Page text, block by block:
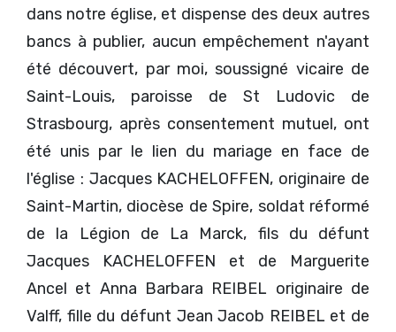
dans notre église, et dispense des deux autres
bancs à publier, aucun empêchement n'ayant
été découvert, par moi, soussigné vicaire de
Saint-Louis, paroisse de St Ludovic de
Strasbourg, après consentement mutuel, ont
été unis par le lien du mariage en face de
l'église : Jacques KACHELOFFEN, originaire de
Saint-Martin, diocèse de Spire, soldat réformé
de la Légion de La Marck, fils du défunt
Jacques KACHELOFFEN et de Marguerite
Ancel et Anna Barbara REIBEL originaire de
Valff, fille du défunt Jean Jacob REIBEL et de